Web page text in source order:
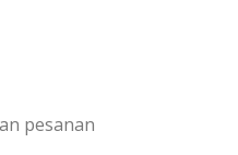
pesanan